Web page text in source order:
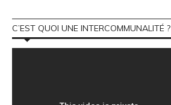
C’EST QUOI UNE INTERCOMMUNALITÉ ?